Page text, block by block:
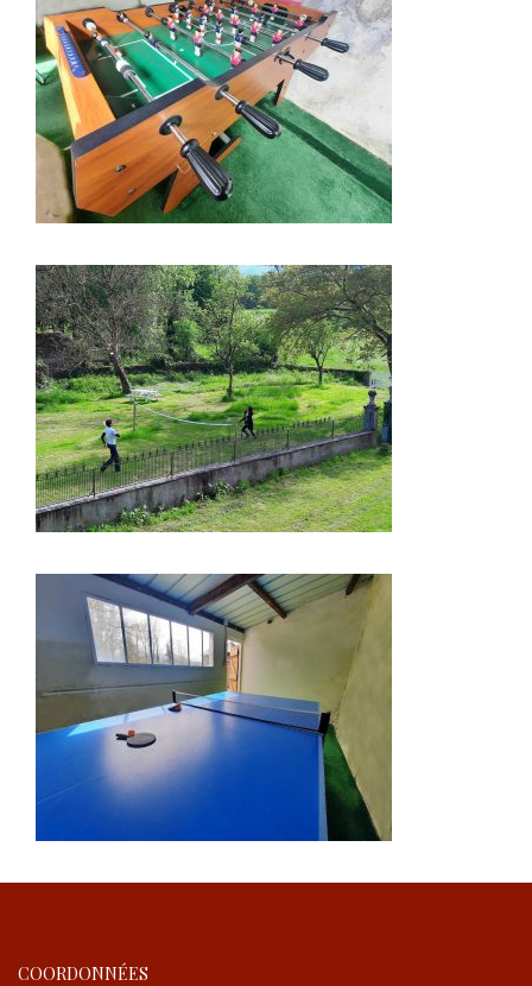
COORDONNÉES